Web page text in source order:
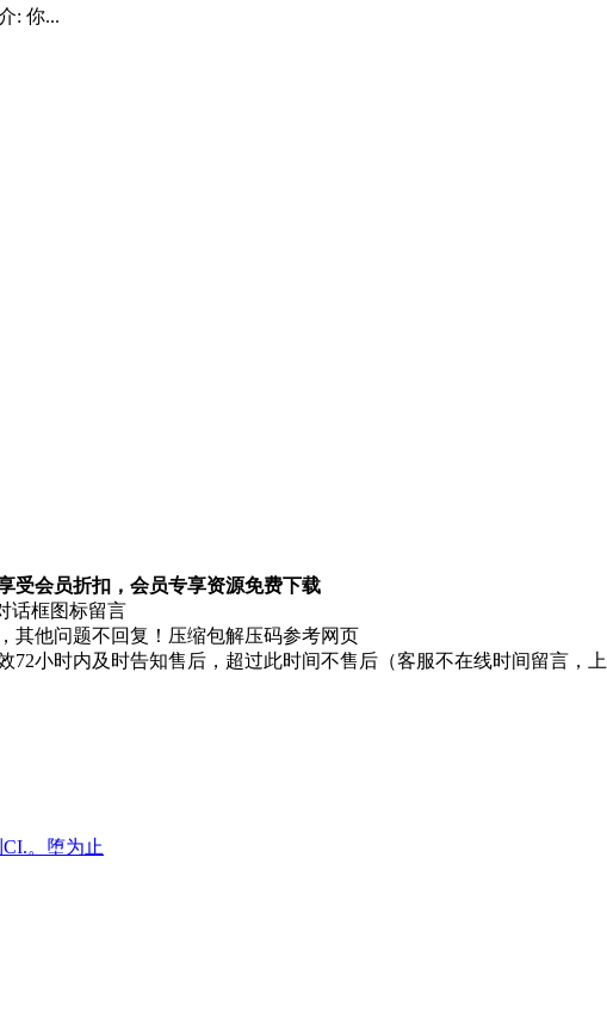
: 你...
受会员折扣，会员专享资源免费下载
话框图标留言
其他问题不回复！压缩包解压码参考网页
72小时内及时告知售后，超过此时间不售后（客服不在线时间留言，上
。堕为止